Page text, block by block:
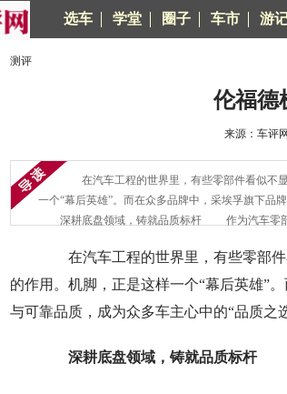
选车 学堂 圈子 车市 游
测评
伦福德
来源：车评
在汽车工程的世界里，有些零部件看似不显
一个“幕后英雄”。而在众多品牌中，采埃孚旗下品
深耕底盘领域，铸就品质标杆 作为汽车零部
在汽车工程的世界里，有些零部件
的作用。机脚，正是这样一个“幕后英雄”
与可靠品质，成为众多车主心中的“品质之选
深耕底盘领域，铸就品质标杆